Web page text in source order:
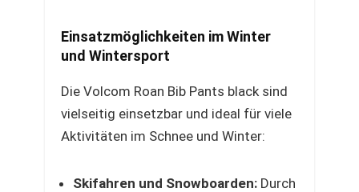
Einsatzmöglichkeiten im Winter
und Wintersport
Die Volcom Roan Bib Pants black sind
vielseitig einsetzbar und ideal für viele
Aktivitäten im Schnee und Winter:
Skifahren und Snowboarden: Durch